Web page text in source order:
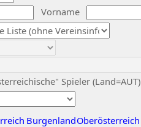
Vorname
Spieler (Land=AUT)
BurgenlandOberösterreich